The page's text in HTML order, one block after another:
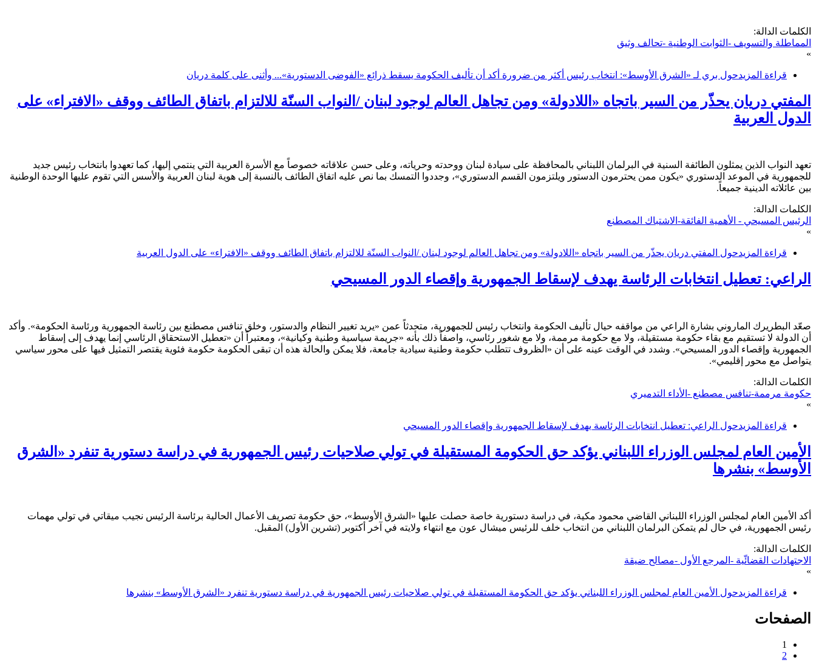
الكلمات الدالة:
المماطلة والتسويف -الثوابت الوطنية -تحالف وثيق
»
قراءة المزيدحول بري لـ «الشرق الأوسط»: انتخاب رئيس أكثر من ضرورة أكد أن تأليف الحكومة يسقط ذرائع «الفوضى الدستورية»... وأثنى على كلمة دريان
المفتي دريان يحذّر من السير باتجاه «اللادولة» ومن تجاهل العالم لوجود لبنان /النواب السنّة للالتزام باتفاق الطائف ووقف «الافتراء» على
الدول العربية
تعهد النواب الذين يمثلون الطائفة السنية في البرلمان اللبناني بالمحافظة على سيادة لبنان ووحدته وحرياته، وعلى حسن علاقاته خصوصاً مع الأسرة العربية التي ينتمي إليها، كما تعهدوا بانتخاب رئيس جديد
للجمهورية في الموعد الدستوري «يكون ممن يحترمون الدستور ويلتزمون القسم الدستوري»، وجددوا التمسك بما نص عليه اتفاق الطائف بالنسبة إلى هوية لبنان العربية والأسس التي تقوم عليها الوحدة الوطنية
بين عائلاته الدينية جميعاً.
الكلمات الدالة:
الرئيس المسيحي - الأهمية الفائقة-الاشتباك المصطنع
»
قراءة المزيدحول المفتي دريان يحذّر من السير باتجاه «اللادولة» ومن تجاهل العالم لوجود لبنان /النواب السنّة للالتزام باتفاق الطائف ووقف «الافتراء» على الدول العربية
الراعي: تعطيل انتخابات الرئاسة يهدف لإسقاط الجمهورية وإقصاء الدور المسيحي
صعّد البطريرك الماروني بشارة الراعي من مواقفه حيال تأليف الحكومة وانتخاب رئيس للجمهورية، متحدثاً عمن «يريد تغيير النظام والدستور، وخلق تنافس مصطنع بين رئاسة الجمهورية ورئاسة الحكومة». وأكد
أن الدولة لا تستقيم مع بقاء حكومة مستقيلة، ولا مع حكومة مرممة، ولا مع شغور رئاسي، واصفاً ذلك بأنه «جريمة سياسية وطنية وكيانية»، ومعتبراً أن «تعطيل الاستحقاق الرئاسي إنما يهدف إلى إسقاط
الجمهورية وإقصاء الدور المسيحي». وشدد في الوقت عينه على أن «الظروف تتطلب حكومة وطنية سيادية جامعة، فلا يمكن والحالة هذه أن تبقى الحكومة حكومة فئوية يقتصر التمثيل فيها على محور سياسي
يتواصل مع محور إقليمي».
الكلمات الدالة:
حكومة مرممة-تنافس مصطنع -الأداء التدميري
»
قراءة المزيدحول الراعي: تعطيل انتخابات الرئاسة يهدف لإسقاط الجمهورية وإقصاء الدور المسيحي
الأمين العام لمجلس الوزراء اللبناني يؤكد حق الحكومة المستقيلة في تولي صلاحيات رئيس الجمهورية في دراسة دستورية تنفرد «الشرق
الأوسط» بنشرها
أكد الأمين العام لمجلس الوزراء اللبناني القاضي محمود مكية، في دراسة دستورية خاصة حصلت عليها «الشرق الأوسط»، حق حكومة تصريف الأعمال الحالية برئاسة الرئيس نجيب ميقاتي في تولي مهمات
رئيس الجمهورية، في حال لم يتمكن البرلمان اللبناني من انتخاب خلف للرئيس ميشال عون مع انتهاء ولايته في آخر أكتوبر (تشرين الأول) المقبل.
الكلمات الدالة:
الاجتهادات القضائّية -المرجع الأول -مصالح ضيقة
»
قراءة المزيدحول الأمين العام لمجلس الوزراء اللبناني يؤكد حق الحكومة المستقيلة في تولي صلاحيات رئيس الجمهورية في دراسة دستورية تنفرد «الشرق الأوسط» بنشرها
الصفحات
1
2